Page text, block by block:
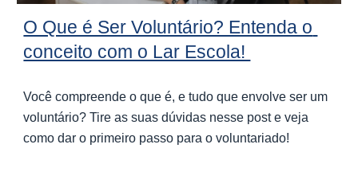
O Que é Ser Voluntário? Entenda o
conceito com o Lar Escola!
Você compreende o que é, e tudo que envolve ser um
voluntário? Tire as suas dúvidas nesse post e veja
como dar o primeiro passo para o voluntariado!